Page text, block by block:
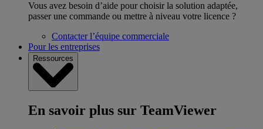
Vous avez besoin d’aide pour choisir la solution adaptée,
passer une commande ou mettre à niveau votre licence ?
Contacter l’équipe commerciale
Pour les entreprises
Ressources
En savoir plus sur TeamViewer